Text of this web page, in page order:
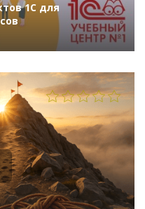
1С для